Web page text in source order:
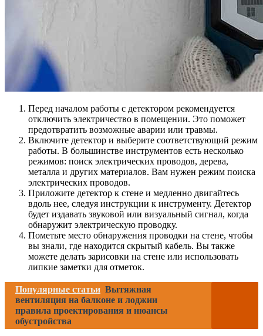
Перед началом работы с детектором рекомендуется
отключить электричество в помещении. Это поможет
предотвратить возможные аварии или травмы.
Включите детектор и выберите соответствующий режим
работы. В большинстве инструментов есть несколько
режимов: поиск электрических проводов, дерева,
металла и других материалов. Вам нужен режим поиска
электрических проводов.
Приложите детектор к стене и медленно двигайтесь
вдоль нее, следуя инструкции к инструменту. Детектор
будет издавать звуковой или визуальный сигнал, когда
обнаружит электрическую проводку.
Пометьте место обнаружения проводки на стене, чтобы
вы знали, где находится скрытый кабель. Вы также
можете делать зарисовки на стене или использовать
липкие заметки для отметок.
Популярные статьи Вытяжная
вентиляция на балконе и лоджии
правила проектирования и нюансы
обустройства